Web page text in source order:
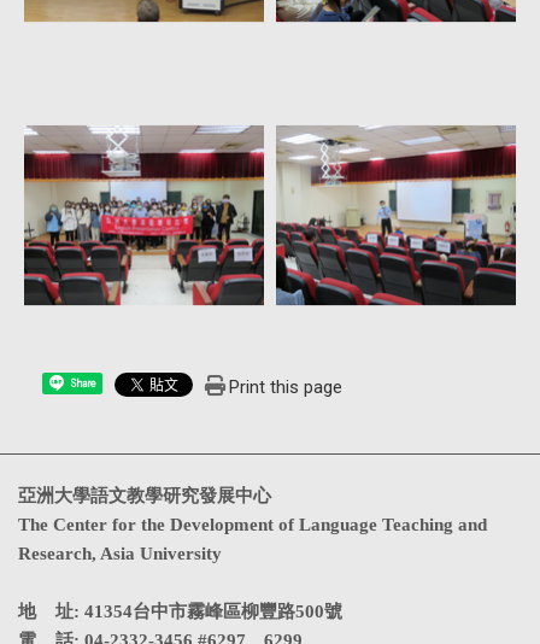
Share Print this page
亞洲大學語文教學研究發展中心
The Center for the Development of Language Teaching and
Research, Asia University
地 址: 41354台中市霧峰區柳豐路500號